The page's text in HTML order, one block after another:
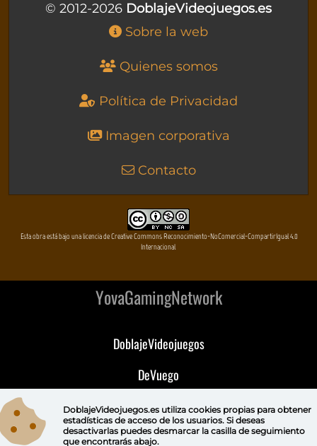
© 2012-2026 DoblajeVideojuegos.es
Sobre la web
Quienes somos
Política de Privacidad
Imagen corporativa
Contacto
Esta obra está bajo una licencia de Creative Commons Reconocimiento-NoComercial-CompartirIgual 4.0
Internacional
YovaGamingNetwork
DoblajeVideojuegos
DeVuego
DeVuego GAL
DeVuego LATAM
DoblajeVideojuegos.es utiliza cookies propiaspara obtener
estadísticas de acceso de los usuarios. Si deseas
desactivarlas puedes desmarcar la casilla de seguimiento
que encontrarás abajo.